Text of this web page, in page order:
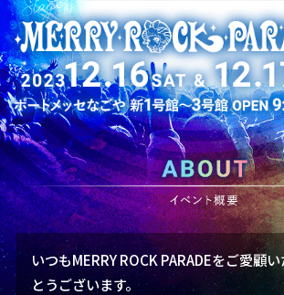
いつもMERRY ROCK PARADEをご愛顧
とうございます。